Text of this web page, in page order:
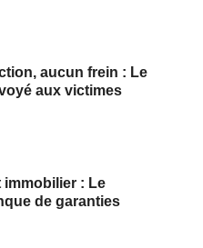
aucun frein : Le
aux victimes
immobilier : Le
de garanties